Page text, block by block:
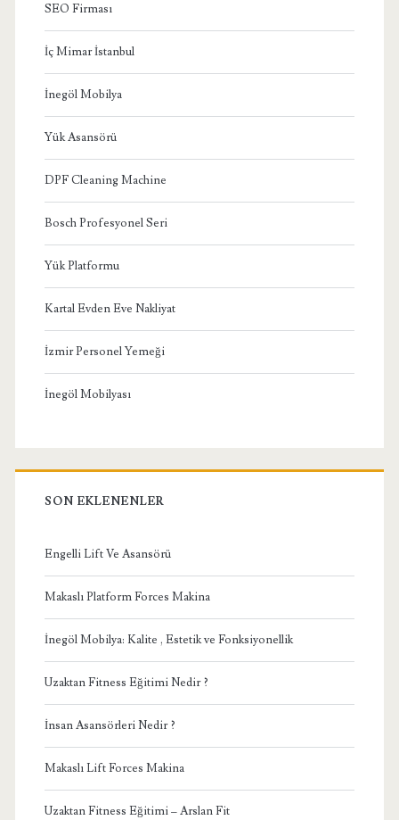
SEO Firması
İç Mimar İstanbul
İnegöl Mobilya
Yük Asansörü
DPF Cleaning Machine
Bosch Profesyonel Seri
Yük Platformu
Kartal Evden Eve Nakliyat
İzmir Personel Yemeği
İnegöl Mobilyası
SON EKLENENLER
Engelli Lift Ve Asansörü
Makaslı Platform Forces Makina
İnegöl Mobilya: Kalite , Estetik ve Fonksiyonellik
Uzaktan Fitness Eğitimi Nedir ?
İnsan Asansörleri Nedir ?
Makaslı Lift Forces Makina
Uzaktan Fitness Eğitimi – Arslan Fit